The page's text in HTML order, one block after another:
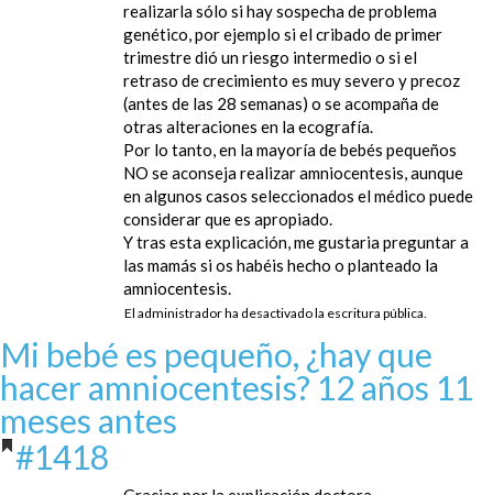
realizarla sólo si hay sospecha de problema
genético, por ejemplo si el cribado de primer
trimestre dió un riesgo intermedio o si el
retraso de crecimiento es muy severo y precoz
(antes de las 28 semanas) o se acompaña de
otras alteraciones en la ecografía.
Por lo tanto, en la mayoría de bebés pequeños
NO se aconseja realizar amniocentesis, aunque
en algunos casos seleccionados el médico puede
considerar que es apropiado.
Y tras esta explicación, me gustaria preguntar a
las mamás si os habéis hecho o planteado la
amniocentesis.
El administrador ha desactivado la escritura pública.
Mi bebé es pequeño, ¿hay que
hacer amniocentesis? 12 años 11
meses antes
#1418